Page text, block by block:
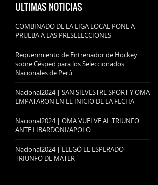
ULTIMAS NOTICIAS
COMBINADO DE LA LIGA LOCAL PONE A
PRUEBA A LAS PRESELECCIONES
Requerimiento de Entrenador de Hockey
sobre Césped para los Seleccionados
Nacionales de Perú
Nacional2024 | SAN SILVESTRE SPORT Y OMA
EMPATARON EN EL INICIO DE LA FECHA
Nacional2024 | OMA VUELVE AL TRIUNFO
ANTE LIBARDONI/APOLO
Nacional2024 | LLEGÓ EL ESPERADO
TRIUNFO DE MATER